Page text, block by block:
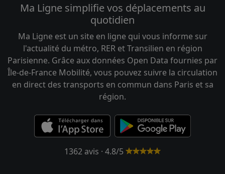
Ma Ligne simplifie vos déplacements au
quotidien
Ma Ligne est un site en ligne qui vous informe sur
l'actualité du métro, RER et Transilien en région
Parisienne. Grâce aux données Open Data fournies par
Île-de-France Mobilité, vous pouvez suivre la circulation
en direct des transports en commun dans Paris et sa
région.
1362 avis · 4.8/5